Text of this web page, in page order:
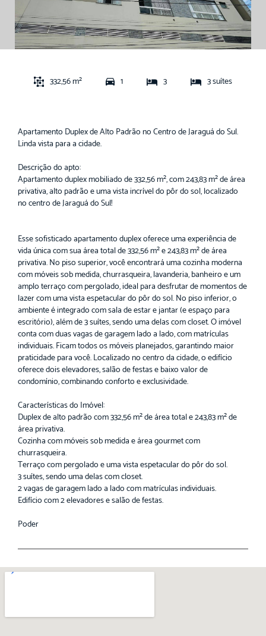
332,56 m² 1 3 3 suítes
Apartamento Duplex de Alto Padrão no Centro de Jaraguá do Sul.
Linda vista para a cidade.
Descrição do apto:
Apartamento duplex mobiliado de 332,56 m², com 243,83 m² de área
privativa, alto padrão e uma vista incrível do pôr do sol, localizado
no centro de Jaraguá do Sul!
Esse sofisticado apartamento duplex oferece uma experiência de
vida única com sua área total de 332,56 m² e 243,83 m² de área
privativa. No piso superior, você encontrará uma cozinha moderna
com móveis sob medida, churrasqueira, lavanderia, banheiro e um
amplo terraço com pergolado, ideal para desfrutar de momentos de
lazer com uma vista espetacular do pôr do sol. No piso inferior, o
ambiente é integrado com sala de estar e jantar (e espaço para
escritório), além de 3 suítes, sendo uma delas com closet. O imóvel
conta com duas vagas de garagem lado a lado, com matrículas
individuais. Ficam todos os móveis planejados, garantindo maior
praticidade para você. Localizado no centro da cidade, o edifício
oferece dois elevadores, salão de festas e baixo valor de
condomínio, combinando conforto e exclusividade.
Características do Imóvel:
Duplex de alto padrão com 332,56 m² de área total e 243,83 m² de
área privativa.
Cozinha com móveis sob medida e área gourmet com
churrasqueira.
Terraço com pergolado e uma vista espetacular do pôr do sol.
3 suítes, sendo uma delas com closet.
2 vagas de garagem lado a lado com matrículas individuais.
Edifício com 2 elevadores e salão de festas.
Poder